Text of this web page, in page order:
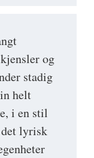
og
stadig
helt
i en stil
det lyrisk